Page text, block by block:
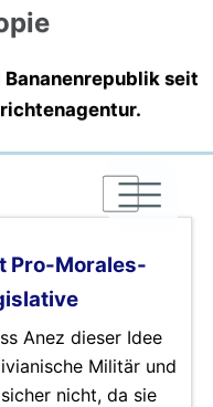
seit
|
|
|
Pro-Morales-
Anez dieser Idee
Militär und
nicht, da sie